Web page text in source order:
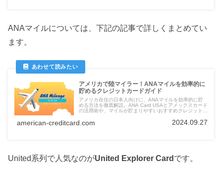
ANAマイルについては、下記の記事で詳しくまとめてい
ます。
アメリカで陸マイラー！ANAマイルを効率的に
貯めるクレジットカードガイド
アメリカ在住の日本人向けに、ANAマイルを効率的に貯
める方法を徹底解説。ANA Card USAとアメックスカード
の活用術や、マイルが貯まりやすいおすすめクレジットカ
american-creditcard.com 2024.09.27
United系列で人気なのがUnited Explorer Card です。